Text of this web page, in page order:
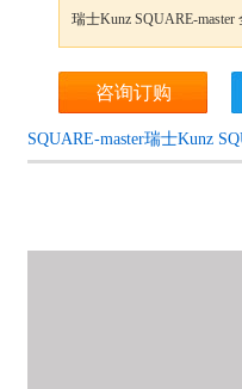
瑞士Kunz SQUARE-
咨询订购
SQUARE-master瑞士Kunz